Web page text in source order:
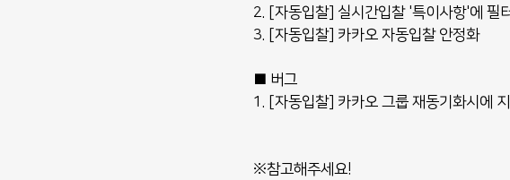
2. [자동입찰] 실시간입찰 '특이사항'에 필
3. [자동입찰] 카카오 자동입찰 안정화
■ 버그
1. [자동입찰] 카카오 그룹 재동기화시에
※참고해주세요!